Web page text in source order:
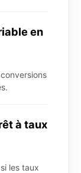
en
à taux
les taux